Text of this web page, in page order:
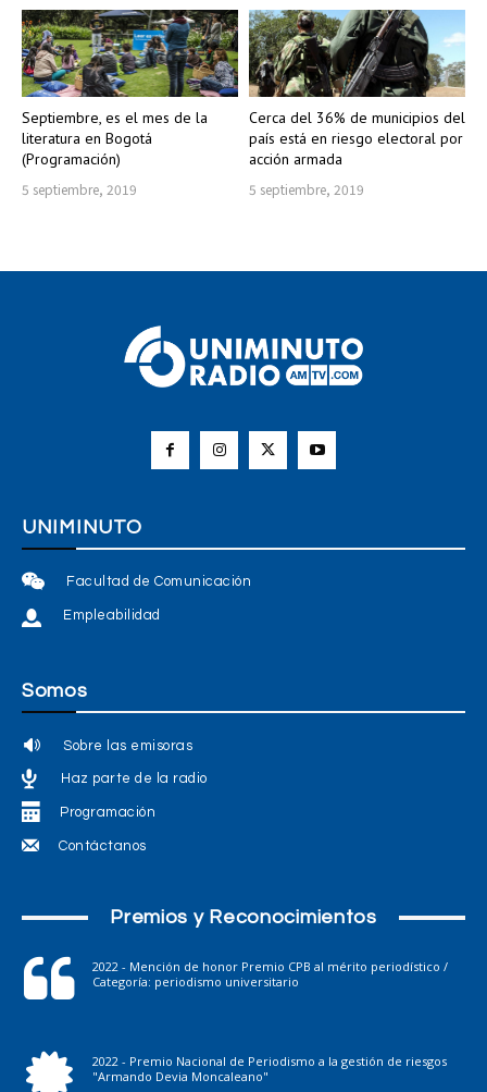
Septiembre, es el mes de la
literatura en Bogotá
(Programación)
5 septiembre, 2019
Cerca del 36% de municipios del
país está en riesgo electoral por
acción armada
5 septiembre, 2019
UNIMINUTO
Facultad de Comunicación
Empleabilidad
Somos
Sobre las emisoras
Haz parte de la radio
Programación
Contáctanos
Premios y Reconocimientos
2022 - Mención de honor Premio CPB al mérito periodístico /
Categoría: periodismo universitario
2022 - Premio Nacional de Periodismo a la gestión de riesgos
"Armando Devia Moncaleano"